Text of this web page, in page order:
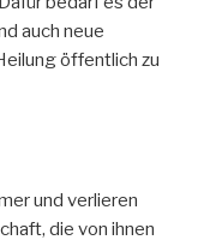
auch neue
öffentlich zu
und verlieren
die von ihnen